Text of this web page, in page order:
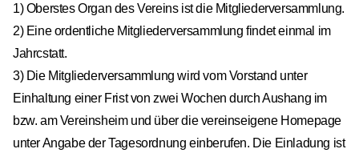
1) Oberstes Organ des Vereins ist die Mitgliederversammlung.
2) Eine ordentliche Mitgliederversammlung findet einmal im
Jahrcstatt.
3) Die Mitgliederversammlung wird vom Vorstand unter
Einhaltung einer Frist von zwei Wochen durch Aushang im
bzw. am Vereinsheim und über die vereinseigene Homepage
unter Angabe der Tagesordnung einberufen. Die Einladung ist